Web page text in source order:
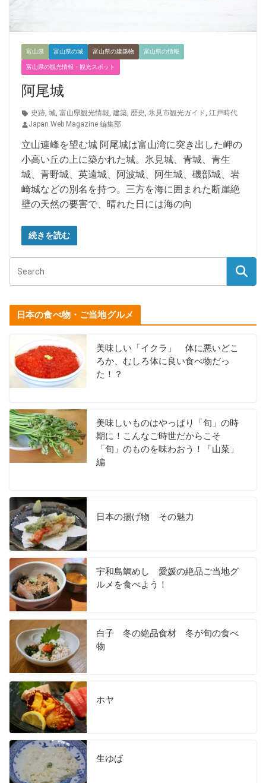
富山県 富山県の城 富山県の建築物 富山県の情報
富山県の観光情報・観光スポット
阿尾城
史跡, 城, 富山県観光情報, 建築, 歴史, 氷見市観光ガイド, 江戸時代
Japan Web Magazine 編集部
立山連峰を望む城 阿尾城は富山湾に突き出した岬の
小高い丘の上に築かれた城。氷見城、青城、青生
城、青野城、英遠城、阿波城、阿生城、磯部城、岩
崎城などの別名を持つ。三方を海に囲まれた断崖絶
壁の天然の要害で、晴れた日には海の向
続きを読む
日本の食べ物・ご当地グルメ
美味しい「イクラ」 体に悪いどこ
ろか、むしろ体に良い食べ物だっ
た！？
美味しいものはやっぱり「旬」の時
期に！こんなご時世だからこそ
「旬」のものを味わおう！「山菜」
編
日本の揚げ物 その魅力
宇和島鯛めし 愛媛の絶品ご当地グ
ルメを食べよう！
白子 冬の絶品食材 冬が旬の食べ
物
ホヤ
生ゆば